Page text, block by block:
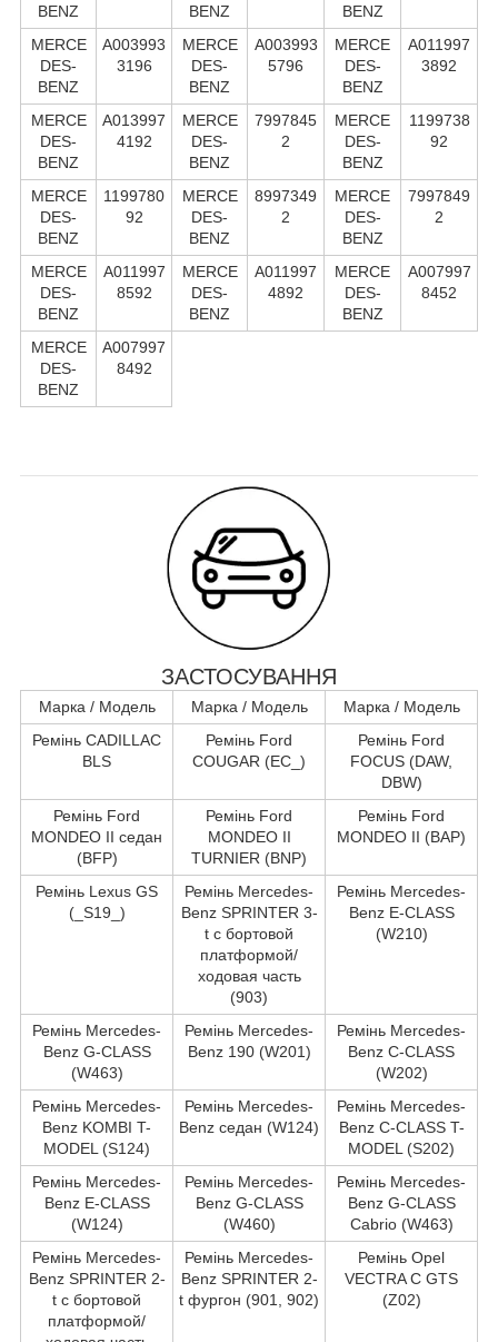
BENZ
BENZ
BENZ
MERCE
DES-
BENZ
A003993
3196
MERCE
DES-
BENZ
A003993
5796
MERCE
DES-
BENZ
A011997
3892
MERCE
DES-
BENZ
A013997
4192
MERCE
DES-
BENZ
7997845
2
MERCE
DES-
BENZ
1199738
92
MERCE
DES-
BENZ
1199780
92
MERCE
DES-
BENZ
8997349
2
MERCE
DES-
BENZ
7997849
2
MERCE
DES-
BENZ
A011997
8592
MERCE
DES-
BENZ
A011997
4892
MERCE
DES-
BENZ
A007997
8452
MERCE
DES-
BENZ
A007997
8492
ЗАСТОСУВАННЯ
Марка / Модель Марка / Модель
Марка / Модель
Ремінь CADILLAC
BLS
Ремінь Ford
COUGAR (EC_)
Ремінь Ford
FOCUS (DAW,
DBW)
Ремінь Ford
MONDEO II седан
(BFP)
Ремінь Ford
MONDEO II
TURNIER (BNP)
Ремінь Ford
MONDEO II (BAP)
Ремінь Lexus GS
(_S19_)
Ремінь Mercedes-
Benz SPRINTER 3-
t c бортовой
платформой/
ходовая часть
(903)
Ремінь Mercedes-
Benz E-CLASS
(W210)
Ремінь Mercedes-
Benz G-CLASS
(W463)
Ремінь Mercedes-
Benz 190 (W201)
Ремінь Mercedes-
Benz C-CLASS
(W202)
Ремінь Mercedes-
Benz KOMBI T-
MODEL (S124)
Ремінь Mercedes-
Benz седан (W124)
Ремінь Mercedes-
Benz C-CLASS T-
MODEL (S202)
Ремінь Mercedes-
Benz E-CLASS
(W124)
Ремінь Mercedes-
Benz G-CLASS
(W460)
Ремінь Mercedes-
Benz G-CLASS
Cabrio (W463)
Ремінь Mercedes-
Benz SPRINTER 2-
t c бортовой
платформой/
Ремінь Mercedes-
Benz SPRINTER 2-
t фургон (901, 902)
Ремінь Opel
VECTRA C GTS
(Z02)